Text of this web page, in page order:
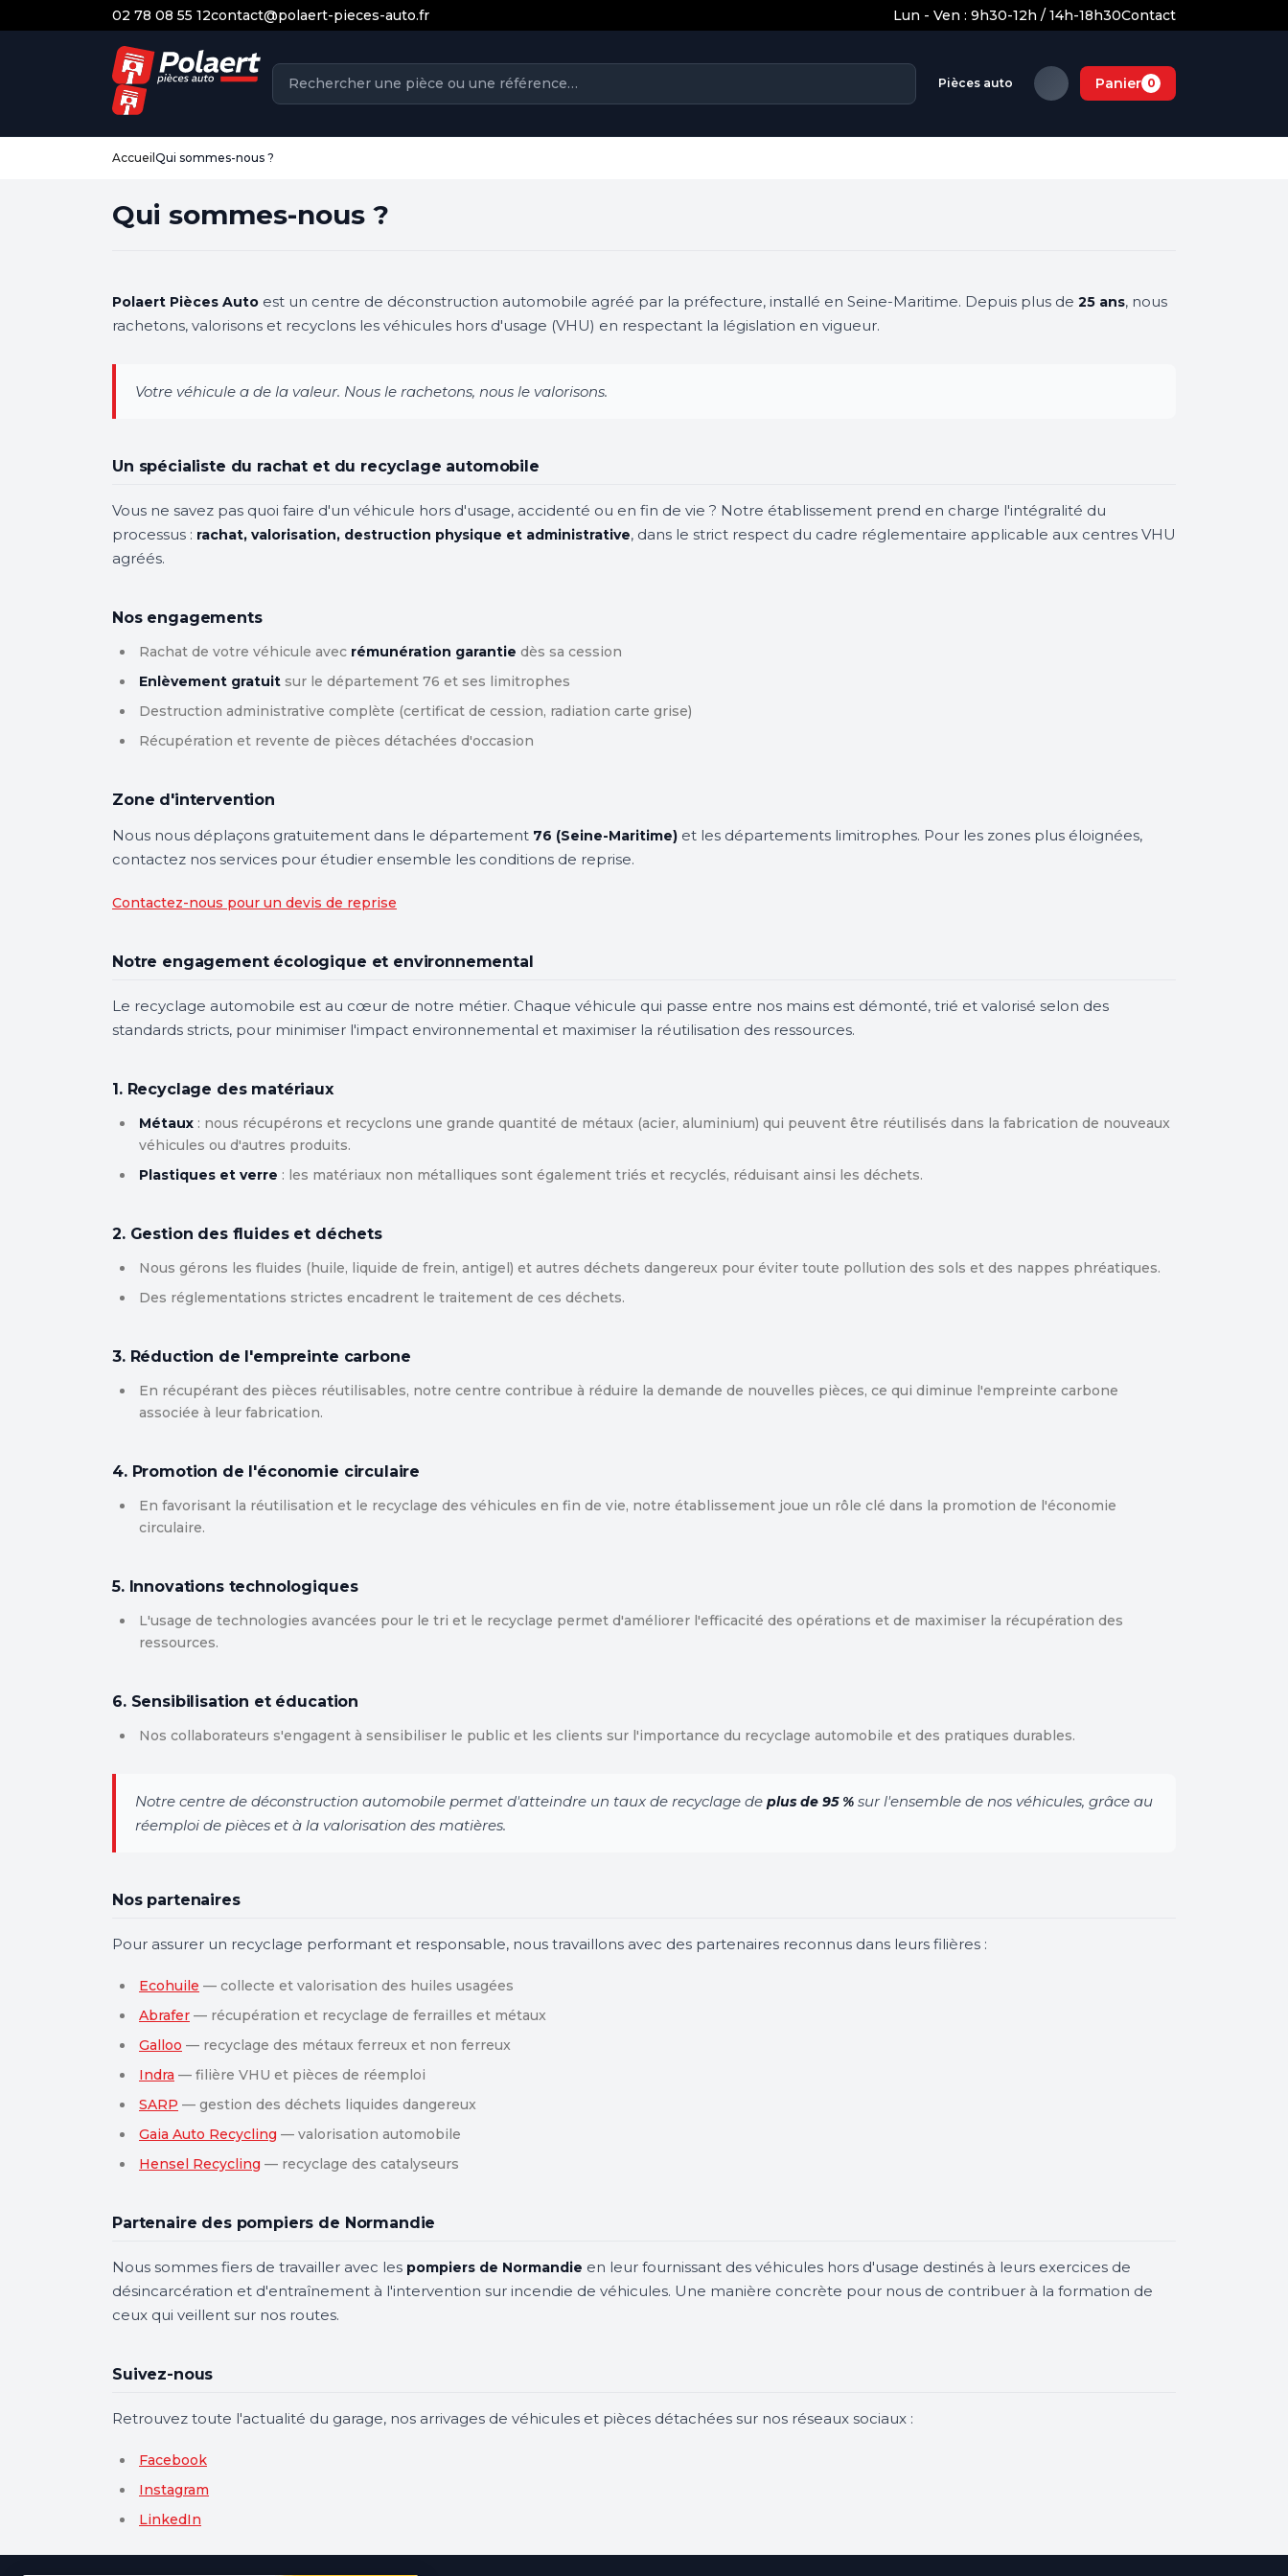
02 78 08 55 12contact@polaert-pieces-auto.fr Lun - Ven : 9h30-12h / 14h-18h30Contact
Pièces auto Panier 0
Accueil Qui sommes-nous ?
Qui sommes-nous ?
Polaert Pièces Auto est un centre de déconstruction automobile agréé par la préfecture, installé en Seine-Maritime. Depuis plus de 25 ans, nous
rachetons, valorisons et recyclons les véhicules hors d'usage (VHU) en respectant la législation en vigueur.
Votre véhicule a de la valeur. Nous le rachetons, nous le valorisons.
Un spécialiste du rachat et du recyclage automobile
Vous ne savez pas quoi faire d'un véhicule hors d'usage, accidenté ou en fin de vie ? Notre établissement prend en charge l'intégralité du
processus : rachat, valorisation, destruction physique et administrative, dans le strict respect du cadre réglementaire applicable aux centres VHU
agréés.
Nos engagements
Rachat de votre véhicule avec rémunération garantie dès sa cession
Enlèvement gratuit sur le département 76 et ses limitrophes
Destruction administrative complète (certificat de cession, radiation carte grise)
Récupération et revente de pièces détachées d'occasion
Zone d'intervention
Nous nous déplaçons gratuitement dans le département 76 (Seine-Maritime) et les départements limitrophes. Pour les zones plus éloignées,
contactez nos services pour étudier ensemble les conditions de reprise.
Contactez-nous pour un devis de reprise
Notre engagement écologique et environnemental
Le recyclage automobile est au cœur de notre métier. Chaque véhicule qui passe entre nos mains est démonté, trié et valorisé selon des
standards stricts, pour minimiser l'impact environnemental et maximiser la réutilisation des ressources.
1. Recyclage des matériaux
Métaux : nous récupérons et recyclons une grande quantité de métaux (acier, aluminium) qui peuvent être réutilisés dans la fabrication de nouveaux
véhicules ou d'autres produits.
Plastiques et verre : les matériaux non métalliques sont également triés et recyclés, réduisant ainsi les déchets.
2. Gestion des fluides et déchets
Nous gérons les fluides (huile, liquide de frein, antigel) et autres déchets dangereux pour éviter toute pollution des sols et des nappes phréatiques.
Des réglementations strictes encadrent le traitement de ces déchets.
3. Réduction de l'empreinte carbone
En récupérant des pièces réutilisables, notre centre contribue à réduire la demande de nouvelles pièces, ce qui diminue l'empreinte carbone
associée à leur fabrication.
4. Promotion de l'économie circulaire
En favorisant la réutilisation et le recyclage des véhicules en fin de vie, notre établissement joue un rôle clé dans la promotion de l'économie
circulaire.
5. Innovations technologiques
L'usage de technologies avancées pour le tri et le recyclage permet d'améliorer l'efficacité des opérations et de maximiser la récupération des
ressources.
6. Sensibilisation et éducation
Nos collaborateurs s'engagent à sensibiliser le public et les clients sur l'importance du recyclage automobile et des pratiques durables.
Notre centre de déconstruction automobile permet d'atteindre un taux de recyclage de plus de 95 % sur l'ensemble de nos véhicules, grâce au
réemploi de pièces et à la valorisation des matières.
Nos partenaires
Pour assurer un recyclage performant et responsable, nous travaillons avec des partenaires reconnus dans leurs filières :
Ecohuile — collecte et valorisation des huiles usagées
Abrafer — récupération et recyclage de ferrailles et métaux
Galloo — recyclage des métaux ferreux et non ferreux
Indra — filière VHU et pièces de réemploi
SARP — gestion des déchets liquides dangereux
Gaia Auto Recycling — valorisation automobile
Hensel Recycling — recyclage des catalyseurs
Partenaire des pompiers de Normandie
Nous sommes fiers de travailler avec les pompiers de Normandie en leur fournissant des véhicules hors d'usage destinés à leurs exercices de
désincarcération et d'entraînement à l'intervention sur incendie de véhicules. Une manière concrète pour nous de contribuer à la formation de
ceux qui veillent sur nos routes.
Suivez-nous
Retrouvez toute l'actualité du garage, nos arrivages de véhicules et pièces détachées sur nos réseaux sociaux :
Facebook
Instagram
LinkedIn